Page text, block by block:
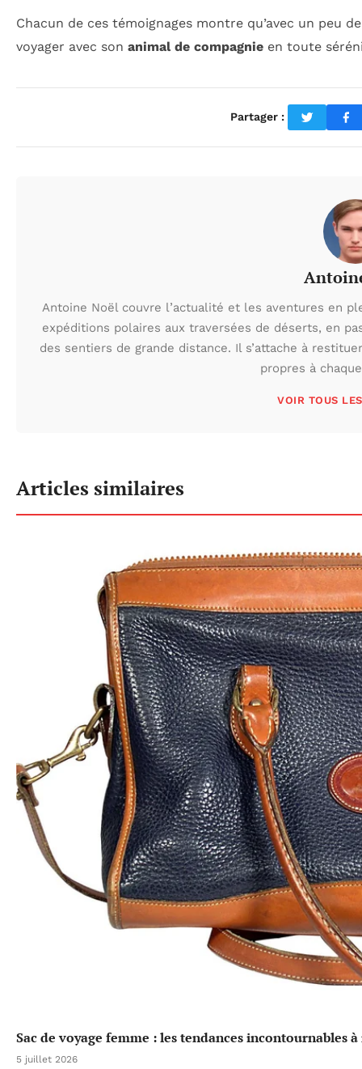
Chacun de ces témoignages montre qu’avec un peu
voyager avec son animal de compagnie en toute
Partager :
Antoine Noël couvre l’actualité et les aventures en
expéditions polaires aux traversées de déserts, en
des sentiers de grande distance. Il s’attache à
propres à
VOIR TOUS
Articles similaires
Sac de voyage femme : les tendances incontournables
5 juillet 2026